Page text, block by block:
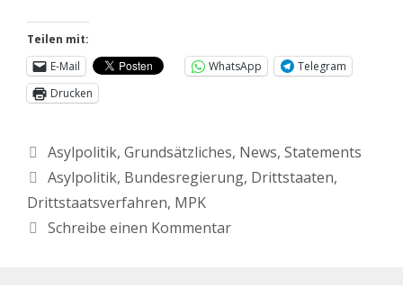
Teilen mit:
E-Mail
WhatsApp
Telegram
Drucken
Asylpolitik, Grundsätzliches, News, Statements
Asylpolitik, Bundesregierung, Drittstaaten,
Drittstaatsverfahren, MPK
Schreibe einen Kommentar